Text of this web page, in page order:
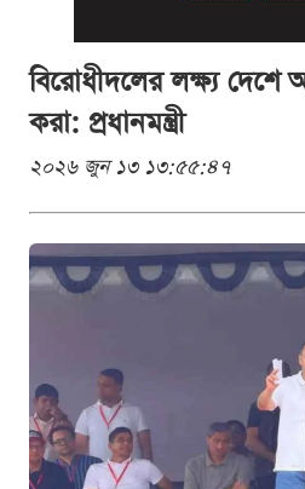
বিরোধীদলের লক্ষ্য দেশে
করা: প্রধানমন্ত্রী
২০২৬ জুন ১৩ ১৩:৫৫:৪৭